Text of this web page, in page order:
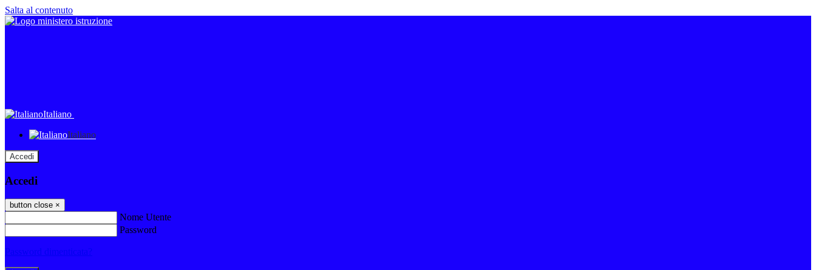
Salta al contenuto
Italiano
Italiano
Accedi
Accedi
button close ×
Nome Utente
Password
Password dimenticata?